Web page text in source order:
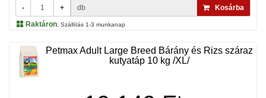
- + db
Kosárba
Raktáron , Szállítás 1-3 munkanap
Petmax Adult Large Breed Bárány és Rizs száraz
kutyatáp 10 kg /XL/